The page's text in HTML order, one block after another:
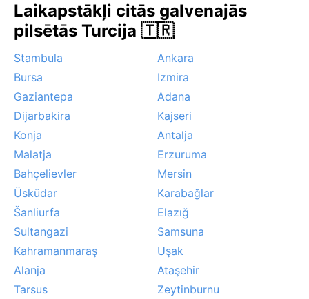
vēstures elpu, gan ekstrēmus laikapstākļus.
Laikapstākļi citās galvenajās
pilsētās Turcija 🇹🇷
Stambula
Ankara
Bursa
Izmira
Gaziantepa
Adana
Dijarbakira
Kajseri
Konja
Antalja
Malatja
Erzuruma
Bahçelievler
Mersin
Üsküdar
Karabağlar
Šanliurfa
Elazığ
Sultangazi
Samsuna
Kahramanmaraş
Uşak
Alanja
Ataşehir
Tarsus
Zeytinburnu